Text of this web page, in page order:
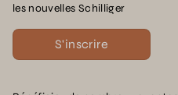
les nouvelles Schilliger
S'inscrire